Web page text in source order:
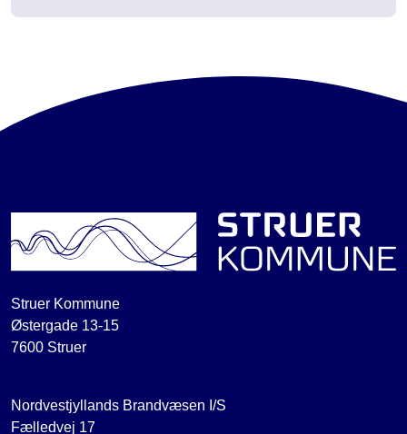
Struer Kommune
Østergade 13-15
7600 Struer
Nordvestjyllands Brandvæsen I/S
Fælledvej 17